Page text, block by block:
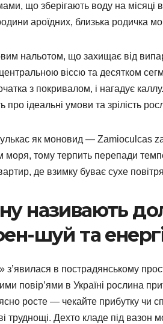
що зберігають воду на місяці
ароїдних, близька родичка
нальотом, що захищає від
віссю та десятком
з покривалом, і нагадує
про ідеальні умови та зрілість
як моновид — Zamioculcas
моря, тому терпить перепади
де взимку буває сухе
називають
шуй та
в пострадянському
повір’ями в Україні рослина
росте — чекайте прибутку чи
труднощі. Дехто кладе під вазон